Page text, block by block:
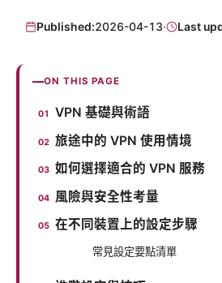
Published:2026-04-13· Last
ON THIS PAGE
VPN 基礎與術語
旅途中的 VPN 使用情境
如何選擇適合的 VPN 服務
風險與安全性考量
在不同裝置上的設定步驟
常見設定要點清單